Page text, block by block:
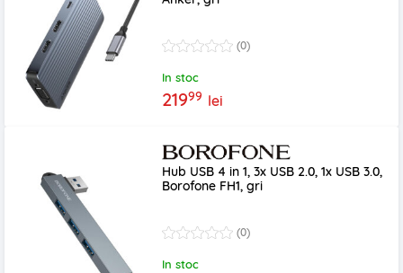
(0)
In stoc
21999 lei
Hub USB 4 in 1, 3x USB 2.0, 1x USB 3.0,
Borofone FH1, gri
(0)
In stoc